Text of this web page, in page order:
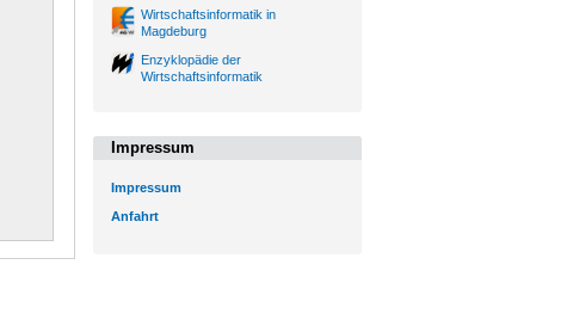
Wirtschaftsinformatik in
Magdeburg
Enzyklopädie der
Wirtschaftsinformatik
Impressum
Impressum
Anfahrt